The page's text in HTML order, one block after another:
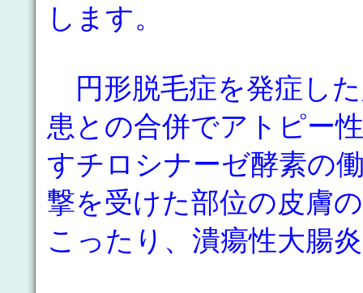
します。
円形脱毛症を発症し
患との合併でアトピー
すチロシナーゼ酵素の
撃を受けた部位の皮膚
こったり、潰瘍性大腸